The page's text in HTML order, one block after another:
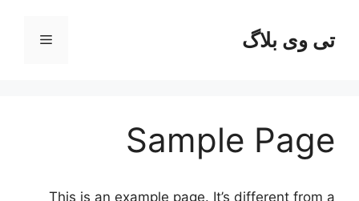
محتواتی وی بلاگ فهرست
Sample Page
This is an example page. It’s different from a